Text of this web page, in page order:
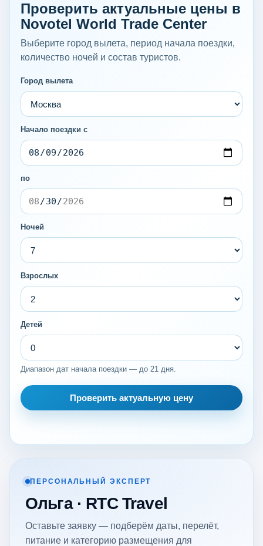
Проверить актуальные цены в
Novotel World Trade Center
Выберите город вылета, период начала поездки,
количество ночей и состав туристов.
Город вылета
Начало поездки с
по
Ночей
Взрослых
Детей
Диапазон дат начала поездки — до 21 дня.
Проверить актуальную цену
ПЕРСОНАЛЬНЫЙ ЭКСПЕРТ
Ольга · RTC Travel
Оставьте заявку — подберём даты, перелёт,
питание и категорию размещения для